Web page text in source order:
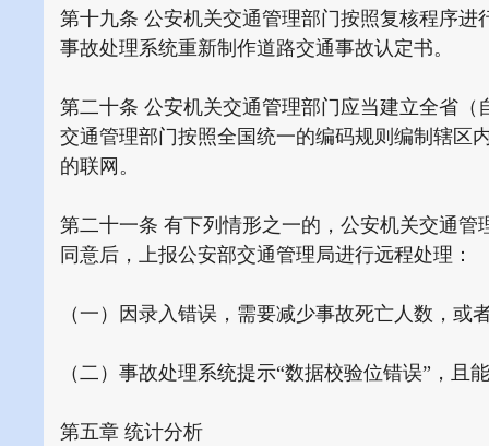
第十九条 公安机关交通管理部门按照复核程序
事故处理系统重新制作道路交通事故认定书。
第二十条 公安机关交通管理部门应当建立全省
交通管理部门按照全国统一的编码规则编制辖区
的联网。
第二十一条 有下列情形之一的，公安机关交通
同意后，上报公安部交通管理局进行远程处理：
（一）因录入错误，需要减少事故死亡人数，或
（二）事故处理系统提示“数据校验位错误”，且
第五章 统计分析